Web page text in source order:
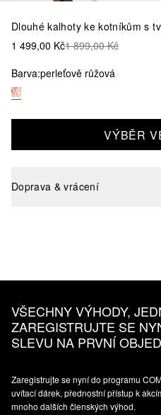
Dlouhé kalhoty ke kotníkům s
1 499,00 Kč1 899,00 Kč
Barva:perleťově růžová
VÝBĚR
Doprava & vrácení
VŠECHNY VÝHODY,
ZAREGISTRUJTE SE
SLEVU NA PRVNÍ
Zaregistrujte se nyní do programu
uvítací dárek, přednostní přístup k
mnoho dalších členských výhod.